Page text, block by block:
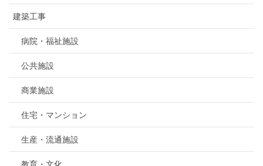
建築工事
病院・福祉施設
公共施設
商業施設
住宅・マンション
生産・流通施設
教育・文化